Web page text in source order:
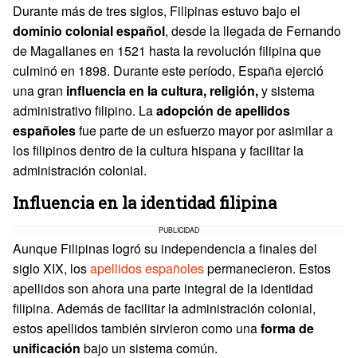
Durante más de tres siglos, Filipinas estuvo bajo el
dominio colonial español, desde la llegada de Fernando
de Magallanes en 1521 hasta la revolución filipina que
culminó en 1898. Durante este período, España ejerció
una gran influencia en la cultura, religión,y sistema
administrativo filipino. Laadopción de apellidos
españolesfue parte de un esfuerzo mayor por asimilar a
los filipinos dentro de la cultura hispana y facilitar la
administración colonial.
Influencia en la identidad filipina
PUBLICIDAD
Aunque Filipinas logró su independencia a finales del
siglo XIX, losapellidos españolespermanecieron. Estos
apellidos son ahora una parte integral de la identidad
filipina. Además de facilitar la administración colonial,
estos apellidos también sirvieron como unaforma de
unificación bajo un sistema común.